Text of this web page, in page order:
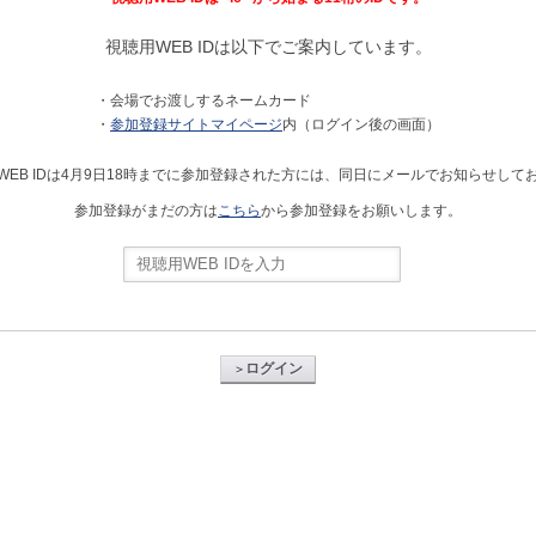
視聴用WEB IDは以下でご案内しています。
・会場でお渡しするネームカード
・ 参加登録サイトマイページ内（ログイン後の画面）
IDは4月9日18時までに参加登録された方には、同日にメールでお知らせしてお
参加登録がまだの方は こちらから参加登録をお願いします。
＞ ログイン